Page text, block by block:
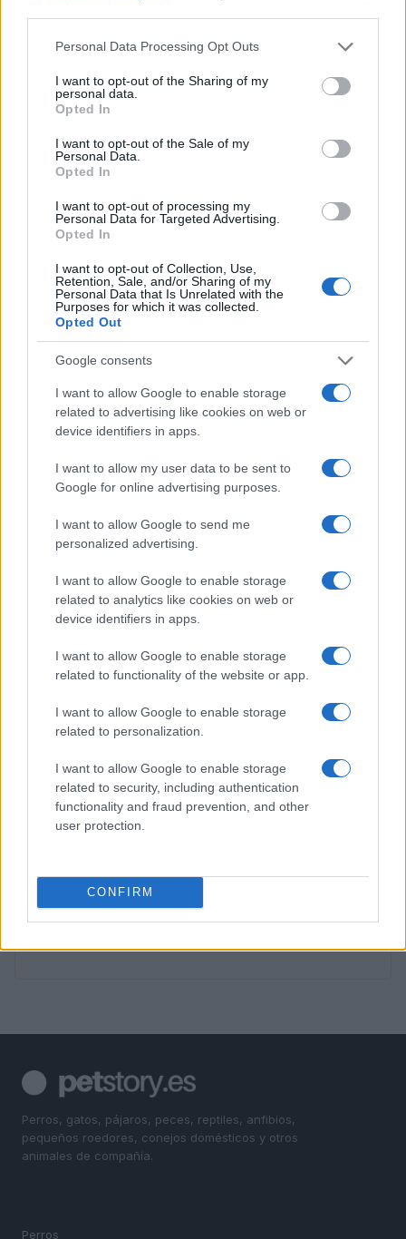
Please note that this website/app uses one or more Google
not limited to your visit or usage behaviour. You may click to
grant or deny consent to Google and its third-party tags to
use your data for below specified purposes in below Google
consent section.
Personal Data Processing Opt Outs
I want to opt-out of the Sharing of my
personal data.
Opted In
I want to opt-out of the Sale of my
Personal Data.
Opted In
I want to opt-out of processing my
Personal Data for Targeted Advertising.
Opted In
I want to opt-out of Collection, Use,
Retention, Sale, and/or Sharing of my
Personal Data that Is Unrelated with the
Purposes for which it was collected.
Opted Out
Google consents
I want to allow Google to enable storage
related to advertising like cookies on web or
device identifiers in apps.
I want to allow my user data to be sent to
Google for online advertising purposes.
I want to allow Google to send me
personalized advertising.
I want to allow Google to enable storage
related to analytics like cookies on web or
device identifiers in apps.
I want to allow Google to enable storage
related to functionality of the website or app.
I want to allow Google to enable storage
related to personalization.
I want to allow Google to enable storage
related to security, including authentication
functionality and fraud prevention, and other
user protection.
CONFIRM
Cómo una organización australiana ayuda a mantener
Javier Ortega · 5 Ago 2026
OTROS ANIMALES
solar total
Lucía Fernández · 3 Ago 2026
MÁS LEÍDOS
Qué hacer si un gato se rompe el espolón: consejos
útiles
Pets Of The Homeless alcanza el hito de 2 millones de
comidas para mascotas en Australia
Descubre los nuevos Mini Sticks de GimCat para gatos
4 Cómo el marketing digital basado en datos impulsa el
éxito de las empresas
5
Perros, gatos, pájaros, peces, reptiles, anfibios,
pequeños roedores, conejos domésticos y otros
animales de compañía.
Perros